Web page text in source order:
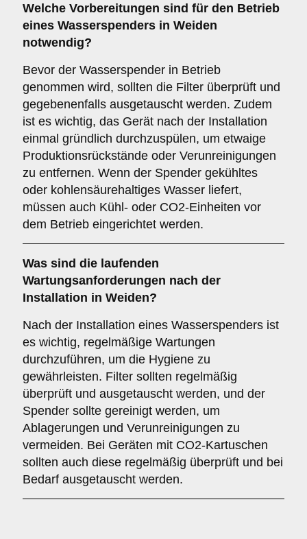
Welche Vorbereitungen sind für den Betrieb
eines Wasserspenders in Weiden
notwendig?
Bevor der Wasserspender in Betrieb
genommen wird, sollten die Filter überprüft und
gegebenenfalls ausgetauscht werden. Zudem
ist es wichtig, das Gerät nach der Installation
einmal gründlich durchzuspülen, um etwaige
Produktionsrückstände oder Verunreinigungen
zu entfernen. Wenn der Spender gekühltes
oder kohlensäurehaltiges Wasser liefert,
müssen auch Kühl- oder CO2-Einheiten vor
dem Betrieb eingerichtet werden.
Was sind die laufenden
Wartungsanforderungen nach der
Installation in Weiden?
Nach der Installation eines Wasserspenders ist
es wichtig, regelmäßige Wartungen
durchzuführen, um die Hygiene zu
gewährleisten. Filter sollten regelmäßig
überprüft und ausgetauscht werden, und der
Spender sollte gereinigt werden, um
Ablagerungen und Verunreinigungen zu
vermeiden. Bei Geräten mit CO2-Kartuschen
sollten auch diese regelmäßig überprüft und bei
Bedarf ausgetauscht werden.